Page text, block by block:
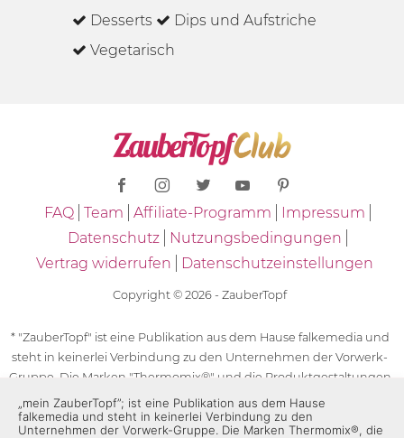
Desserts
Dips und Aufstriche
Vegetarisch
FAQ Team Affiliate-Programm
Impressum
Datenschutz
Nutzungsbedingungen
Vertrag widerrufen
Datenschutzeinstellungen
Copyright © 2026 - ZauberTopf
* "ZauberTopf" ist eine Publikation aus dem Hause falkemedia und
steht in keinerlei Verbindung zu den Unternehmen der Vorwerk-
Gruppe. Die Marken "Thermomix®" und die Produktgestaltungen
des "Thermomix®" sind eingetragene Marken der Unternehmen
der Vorwerk-Gruppe. Die Marken Thermomix®, die Zeichen TM5®,
„mein ZauberTopf”; ist eine Publikation aus dem Hause
falkemedia und steht in keinerlei Verbindung zu den
Unternehmen der Vorwerk-Gruppe. Die Marken Thermomix®, die